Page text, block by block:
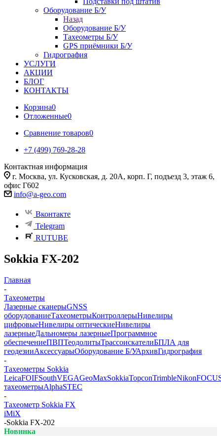
Оборудование Б/У
Назад
Оборудование Б/У
Тахеометры Б/У
GPS приёмники Б/У
Гидрография
УСЛУГИ
АКЦИИ
БЛОГ
КОНТАКТЫ
Корзина0
Отложенные0
Сравнение товаров0
+7 (499) 769-28-28
Контактная информация
г. Москва, ул. Кусковская, д. 20А, корп. Г, подъезд 3, этаж 6,
офис Г602
info@a-geo.com
Вконтакте
Telegram
RUTUBE
Sokkia FX-202
Главная
-
Тахеометры
Лазерные сканерыGNSS
оборудованиеТахеометрыКонтроллерыНивелиры
цифровыеНивелиры оптическиеНивелиры
лазерныеДальномеры лазерныеПрограммное
обеспечениеПВПТеодолитыТрассоискателиБПЛА для
геодезииАксессуарыОборудование Б/УАрхивГидрография
-
Тахеометры Sokkia
LeicaFOIFSouthVEGAGeoMaxSokkiaTopconTrimbleNikon
тахеометрыAlphaSTEC
-
Тахеометр Sokkia FX
iMiX
-Sokkia FX-202
Новинка